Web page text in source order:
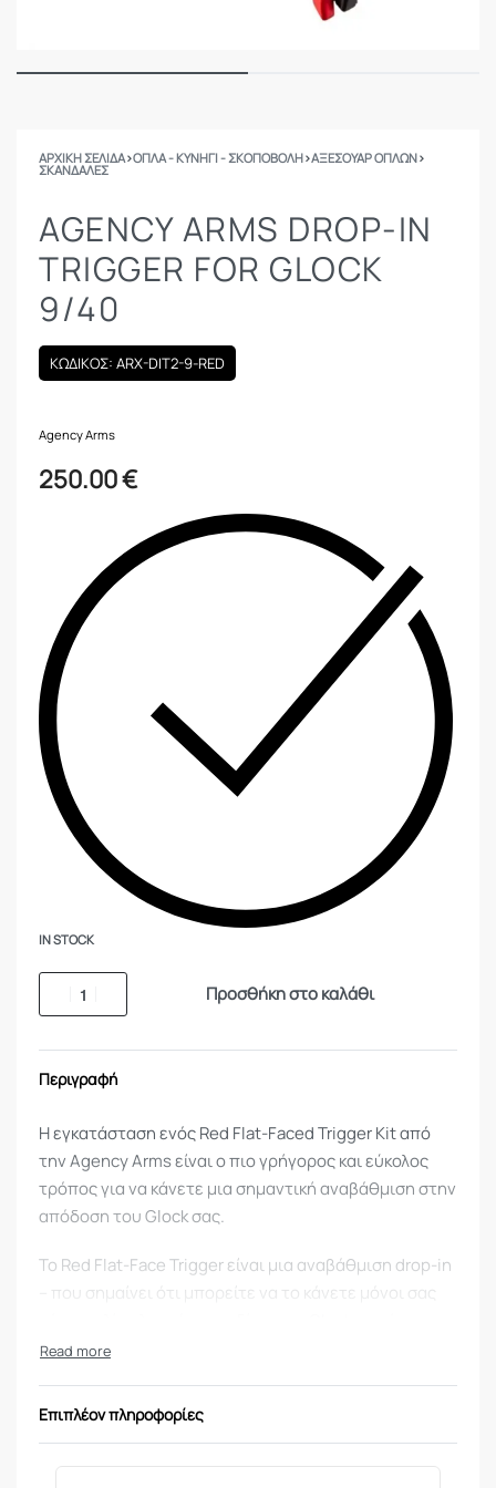
ΑΡΧΙΚΉ ΣΕΛΊΔΑ›ΟΠΛΑ - ΚΥΝΗΓΙ - ΣΚΟΠΟΒΟΛΗ›ΑΞΕΣΟΥΑΡ ΟΠΛΩΝ›
ΣΚΑΝΔΆΛΕΣ
AGENCY ARMS DROP-IN
TRIGGER FOR GLOCK
9/40
ΚΩΔΙΚΟΣ: ARX-DIT2-9-RED
Agency Arms
250.00€
IN STOCK
Προσθήκη στο καλάθι
Περιγραφή
Η εγκατάσταση ενός Red Flat-Faced Trigger Kit από
την Agency Arms είναι ο πιο γρήγορος και εύκολος
τρόπος για να κάνετε μια σημαντική αναβάθμιση στην
απόδοση του Glock σας.
Το Red Flat-Face Trigger είναι μια αναβάθμιση drop-in
– που σημαίνει ότι μπορείτε να το κάνετε μόνοι σας
αισθητά πιο ομαλό τράβηγμα της σκανδάλης με
μια σύντομη, γρήγορη επαναφορά.
Εύκολη, γρήγορη εγκατάσταση.
Επιπλέον πληροφορίες